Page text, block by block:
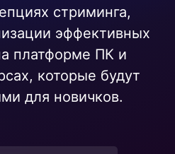
стриминга,
эффективных
платформе ПК и
которые будут
для новичков.